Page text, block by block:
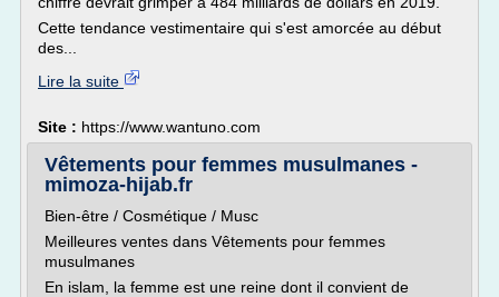
Cette tendance vestimentaire qui s'est amorcée au début
des...
Lire la suite
Site : https://www.wantuno.com
Vêtements pour femmes musulmanes -
mimoza-hijab.fr
Bien-être / Cosmétique / Musc
Meilleures ventes dans Vêtements pour femmes
musulmanes
En islam, la femme est une reine dont il convient de